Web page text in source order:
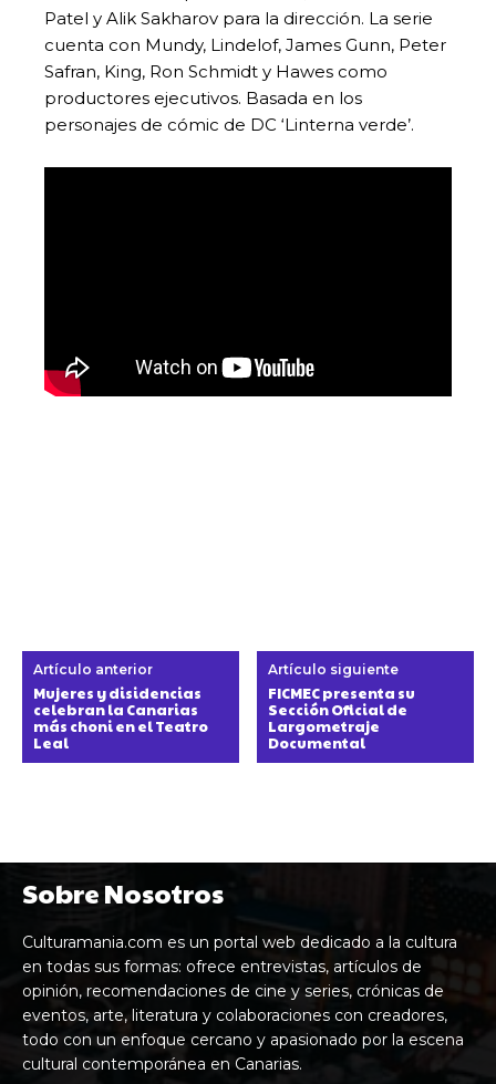
Patel y Alik Sakharov para la dirección. La serie
cuenta con Mundy, Lindelof, James Gunn, Peter
Safran, King, Ron Schmidt y Hawes como
productores ejecutivos. Basada en los
personajes de cómic de DC ‘Linterna verde’.
Artículo anterior
Mujeres y disidencias
celebran la Canarias
más choni en el Teatro
Leal
Artículo siguiente
FICMEC presenta su
Sección Oficial de
Largometraje
Documental
Sobre Nosotros
Culturamania.com es un portal web dedicado a la cultura
en todas sus formas: ofrece entrevistas, artículos de
opinión, recomendaciones de cine y series, crónicas de
eventos, arte, literatura y colaboraciones con creadores,
todo con un enfoque cercano y apasionado por la escena
cultural contemporánea en Canarias.